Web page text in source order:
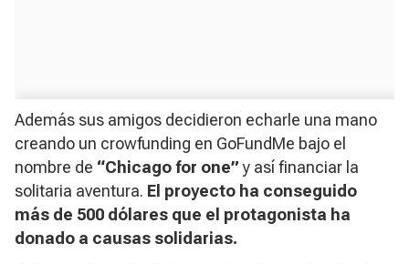
Además sus amigos decidieron echarle una mano
creando un crowfunding en GoFundMe bajo el
nombre de “Chicago for one”y así financiar la
solitaria aventura. El proyecto ha conseguido
más de 500 dólares que el protagonista ha
donado a causas solidarias.